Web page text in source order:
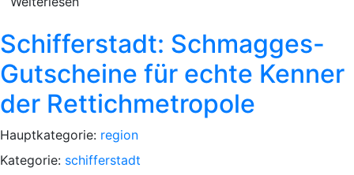
Schifferstadt: Schmagges-
Gutscheine für echte Kenner
der Rettichmetropole
Hauptkategorie: region
Kategorie: schifferstadt